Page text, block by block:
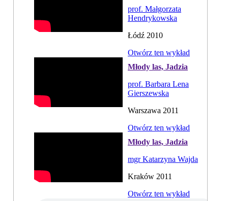
prof. Małgorzata
Hendrykowska
Łódź 2010
Otwórz ten wykład
Młody las, Jadzia
prof. Barbara Lena
Gierszewska
Warszawa 2011
Otwórz ten wykład
Młody las, Jadzia
mgr Katarzyna Wajda
Kraków 2011
Otwórz ten wykład